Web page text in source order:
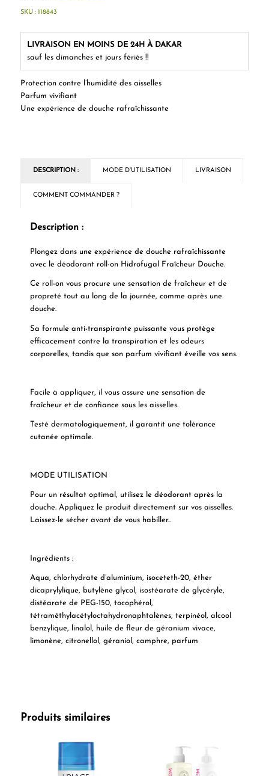
Protection contre l’humidité des aisselles
Parfum vivifiant
Une expérience de douche rafraîchissante
LIVRAISON EN MOINS DE 24H À DAKAR
sauf les dimanches et jours fériés !!
SKU : 118843
DESCRIPTION : MODE D'UTILISATION LIVRAISON
COMMENT COMMANDER ?
Description :
Plongez dans une expérience de douche rafraîchissante
avec le déodorant roll-on Hidrofugal Fraîcheur Douche.
Ce roll-on vous procure une sensation de fraîcheur et de
propreté tout au long de la journée, comme après une
douche.
Sa formule anti-transpirante puissante vous protège
efficacement contre la transpiration et les odeurs
corporelles, tandis que son parfum vivifiant éveille vos sens.
Facile à appliquer, il vous assure une sensation de
fraîcheur et de confiance sous les aisselles.
Testé dermatologiquement, il garantit une tolérance
cutanée optimale.
MODE UTILISATION
Pour un résultat optimal, utilisez le déodorant après la
douche. Appliquez le produit directement sur vos aisselles.
Laissez-le sécher avant de vous habiller..
Ingrédients :
Aqua, chlorhydrate d’aluminium, isoceteth-20, éther
dicaprylylique, butylène glycol, isostéarate de glycéryle,
distéarate de PEG-150, tocophérol,
tétraméthylacétyloctahydronaphtalènes, terpinéol, alcool
benzylique, linalol, huile de fleur de géranium vivace,
limonène, citronellol, géraniol, camphre, parfum
Produits similaires